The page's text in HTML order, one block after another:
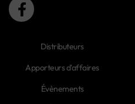
Distributeurs
Apporteurs d'affaires
Évènements